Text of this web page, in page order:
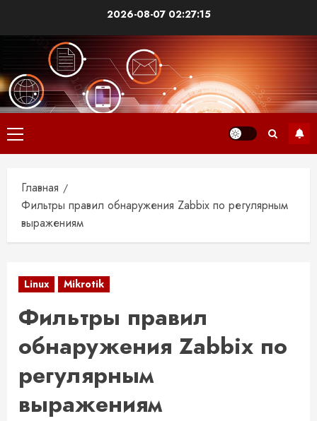
2026-08-07 02:27:16
Главная
Фильтры правил обнаружения Zabbix по регулярным
выражениям
Linux Mikrotik
Фильтры правил
обнаружения Zabbix по
регулярным
выражениям